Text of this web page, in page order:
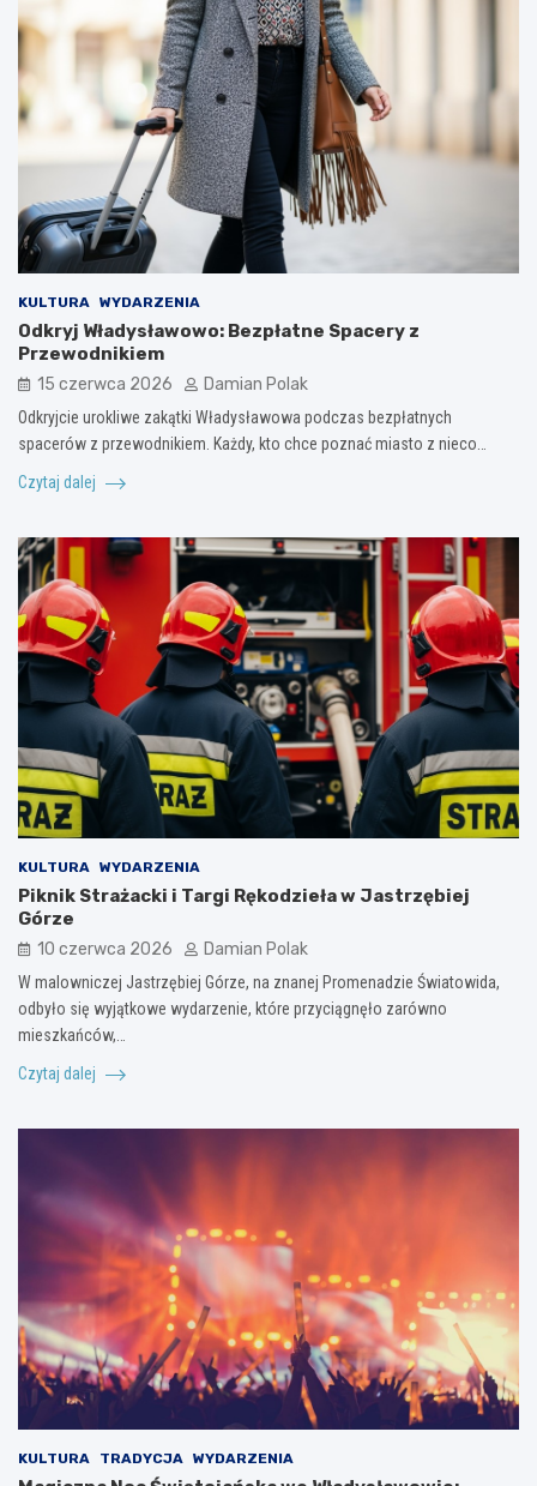
KULTURA WYDARZENIA
Odkryj Władysławowo: Bezpłatne Spacery z
Przewodnikiem
15 czerwca 2026 Damian Polak
Odkryjcie urokliwe zakątki Władysławowa podczas bezpłatnych
spacerów z przewodnikiem. Każdy, kto chce poznać miasto z nieco…
Czytaj dalej
KULTURA WYDARZENIA
Piknik Strażacki i Targi Rękodzieła w Jastrzębiej
Górze
10 czerwca 2026 Damian Polak
W malowniczej Jastrzębiej Górze, na znanej Promenadzie Światowida,
odbyło się wyjątkowe wydarzenie, które przyciągnęło zarówno
mieszkańców,…
Czytaj dalej
KULTURA TRADYCJA WYDARZENIA